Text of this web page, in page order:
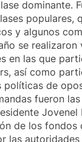
dominante.
populares,
y algunos
se realizaron
en las que
así como
políticas de
fueron
Jovenel
de los fondos
las